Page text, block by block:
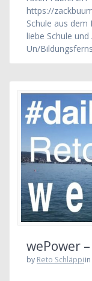
https://
Schule aus
liebe Schule
Un/
wePower
by Reto Schläppiin